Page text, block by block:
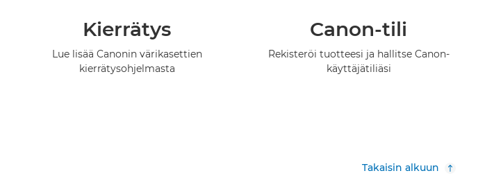
Kierrätys
Lue lisää Canonin värikasettien
kierrätysohjelmasta
Canon-tili
Rekisteröi tuotteesi ja hallitse Canon-
käyttäjätiliäsi
Takaisin alkuun